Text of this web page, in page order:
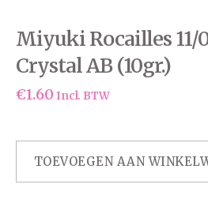
Miyuki Rocailles 11/
Crystal AB (10gr.)
€1.60 Incl. BTW
TOEVOEGEN AAN